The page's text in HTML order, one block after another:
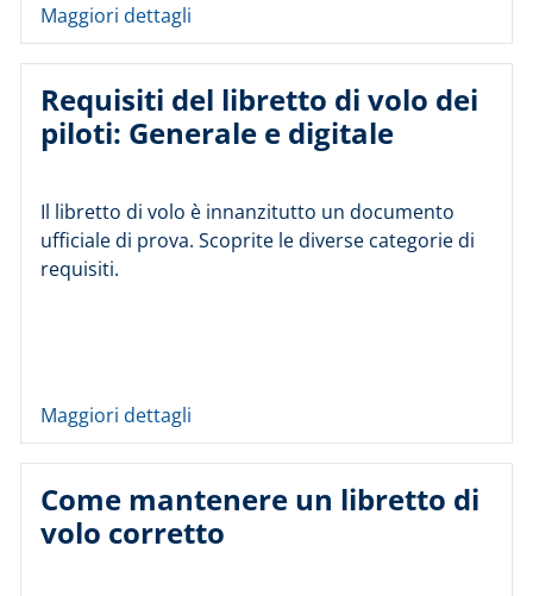
Maggiori dettagli
Requisiti del libretto di volo dei
piloti: Generale e digitale
Il libretto di volo è innanzitutto un documento
ufficiale di prova. Scoprite le diverse categorie di
requisiti.
Maggiori dettagli
Come mantenere un libretto di
volo corretto